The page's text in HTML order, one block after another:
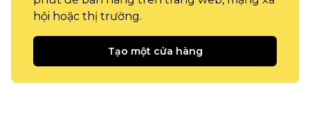
hội hoặc thị trường.
Tạo một cửa hàng